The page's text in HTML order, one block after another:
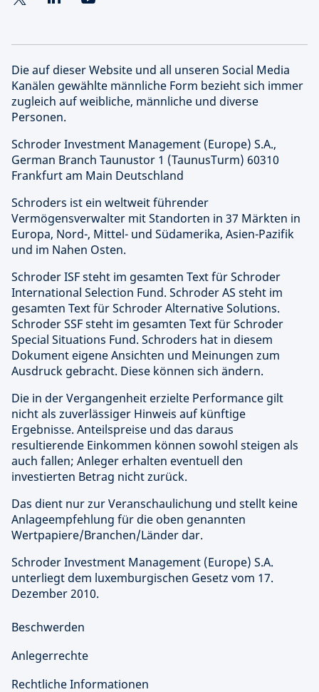
Die auf dieser Website und all unseren Social Media
Kanälen gewählte männliche Form bezieht sich immer
zugleich auf weibliche, männliche und diverse
Personen.
Schroder Investment Management (Europe) S.A.,
German Branch Taunustor 1 (TaunusTurm) 60310
Frankfurt am Main Deutschland
Schroders ist ein weltweit führender
Vermögensverwalter mit Standorten in 37 Märkten in
Europa, Nord-, Mittel- und Südamerika, Asien-Pazifik
und im Nahen Osten.
Schroder ISF steht im gesamten Text für Schroder
International Selection Fund. Schroder AS steht im
gesamten Text für Schroder Alternative Solutions.
Schroder SSF steht im gesamten Text für Schroder
Special Situations Fund. Schroders hat in diesem
Dokument eigene Ansichten und Meinungen zum
Ausdruck gebracht. Diese können sich ändern.
Die in der Vergangenheit erzielte Performance gilt
nicht als zuverlässiger Hinweis auf künftige
Ergebnisse. Anteilspreise und das daraus
resultierende Einkommen können sowohl steigen als
auch fallen; Anleger erhalten eventuell den
investierten Betrag nicht zurück.
Das dient nur zur Veranschaulichung und stellt keine
Anlageempfehlung für die oben genannten
Wertpapiere/Branchen/Länder dar.
Schroder Investment Management (Europe) S.A.
unterliegt dem luxemburgischen Gesetz vom 17.
Dezember 2010.
Beschwerden
Anlegerrechte
Rechtliche Informationen